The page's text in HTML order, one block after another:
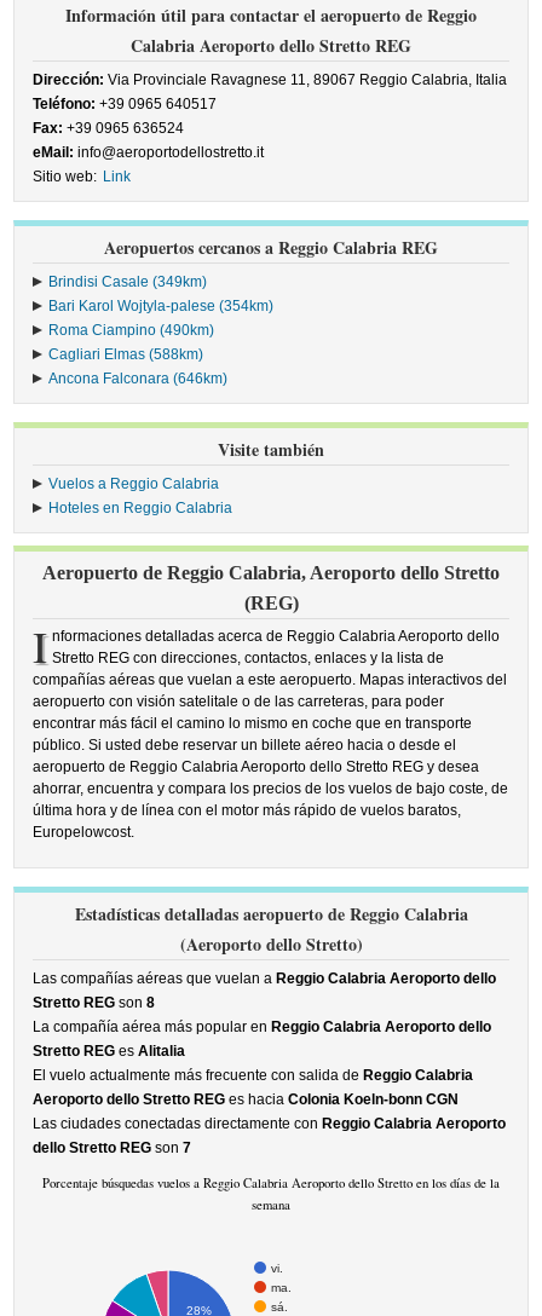
Información útil para contactar el aeropuerto de Reggio
Calabria Aeroporto dello Stretto REG
Dirección: Via Provinciale Ravagnese 11, 89067 Reggio Calabria, Italia
Teléfono: +39 0965 640517
Fax: +39 0965 636524
eMail: info@aeroportodellostretto.it
Sitio web: Link
Aeropuertos cercanos a Reggio Calabria REG
Brindisi Casale (349km)
Bari Karol Wojtyla-palese (354km)
Roma Ciampino (490km)
Cagliari Elmas (588km)
Ancona Falconara (646km)
Visite también
Vuelos a Reggio Calabria
Hoteles en Reggio Calabria
Aeropuerto de Reggio Calabria, Aeroporto dello Stretto
(REG)
I nformaciones detalladas acerca de Reggio Calabria Aeroporto dello
Stretto REG con direcciones, contactos, enlaces y la lista de
compañías aéreas que vuelan a este aeropuerto. Mapas interactivos del
aeropuerto con visión satelitale o de las carreteras, para poder
encontrar más fácil el camino lo mismo en coche que en transporte
público. Si usted debe reservar un billete aéreo hacia o desde el
aeropuerto de Reggio Calabria Aeroporto dello Stretto REG y desea
ahorrar, encuentra y compara los precios de los vuelos de bajo coste, de
última hora y de línea con el motor más rápido de vuelos baratos,
Europelowcost.
Estadísticas detalladas aeropuerto de Reggio Calabria
(Aeroporto dello Stretto)
Las compañías aéreas que vuelan a Reggio Calabria Aeroporto dello
Stretto REG son8
La compañía aérea más popular en Reggio Calabria Aeroporto dello
Stretto REG esAlitalia
El vuelo actualmente más frecuente con salida de Reggio Calabria
Aeroporto dello Stretto REG es haciaColonia Koeln-bonn CGN
Las ciudades conectadas directamente con Reggio Calabria Aeroporto
dello Stretto REG son7
Porcentaje búsquedas vuelos a Reggio Calabria Aeroporto dello Stretto en los días de la
semana
vi.
ma.
sá.
28%